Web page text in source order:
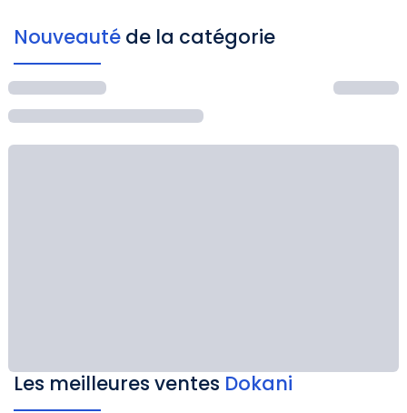
Nouveauté de la catégorie
Les meilleures ventes Dokani